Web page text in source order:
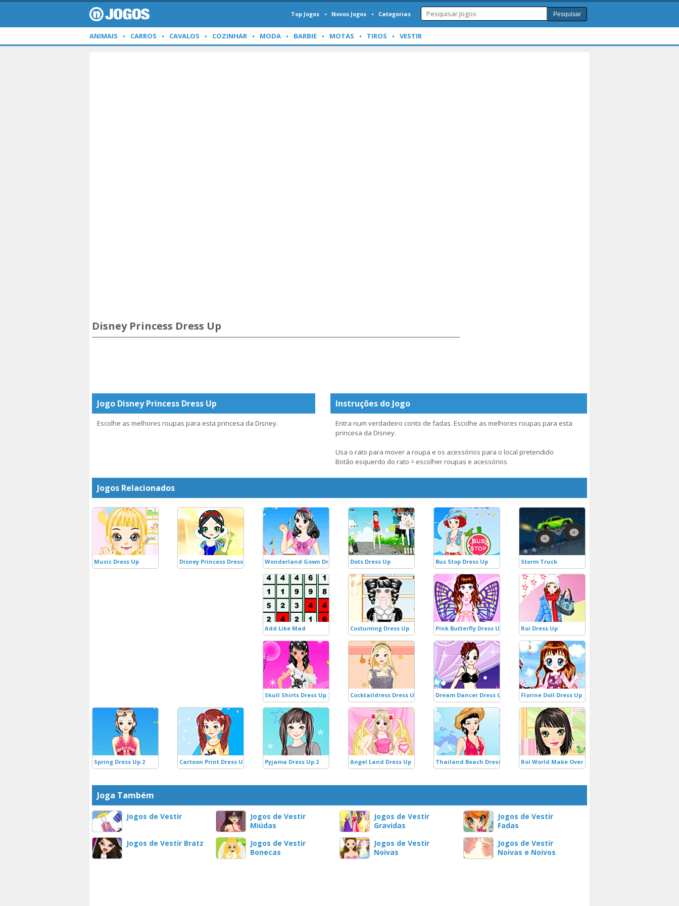
Top Jogos Novos Jogos Categorias Pesquisar
ANIMAIS CARROS CAVALOS COZINHAR MODA BARBIE MOTAS TIROS VESTIR
Disney Princess Dress Up
Jogo Disney Princess Dress Up
Escolhe as melhores roupas para esta princesa da Disney.
Instruções do Jogo
Entra num verdadeiro conto de fadas. Escolhe as melhores roupas para esta
princesa da Disney.
Usa o rato para mover a roupa e os acessórios para o local pretendido
Botão esquerdo do rato = escolher roupas e acessórios
Jogos Relacionados
Music Dress Up Disney Princess Dress Up 3 Wonderland Gown Dress Up Dots Dress Up Bus Stop Dress Up Storm Truck
Add Like Mad Costuming Dress Up Pink Butterfly Dress Up Roi Dress Up
Skull Shirts Dress Up Cocktaildress Dress Up Dream Dancer Dress Up Florine Doll Dress Up
Spring Dress Up 2 Cartoon Print Dress Up Pyjama Dress Up 2 Angel Land Dress Up Thailand Beach Dress Up Roi World Make Over 2
Joga Também
Jogos de Vestir
Jogos de Vestir
Miúdas
Jogos de Vestir
Gravidas
Jogos de Vestir
Fadas
Jogos de Vestir Bratz
Jogos de Vestir
Bonecas
Jogos de Vestir
Noivas
Jogos de Vestir
Noivas e Noivos